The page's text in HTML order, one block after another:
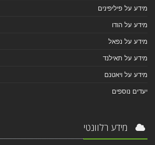
מידע על פיליפינים
מידע על הודו
מידע על נפאל
מידע על תאילנד
מידע על ויאטנם
יעדים נוספים
מידע רלוונטי